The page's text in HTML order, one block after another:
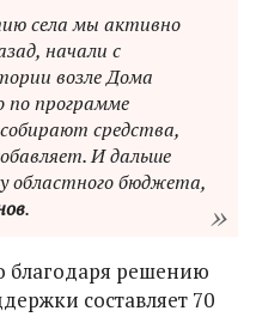
села мы активно
начали с
возле Дома
по программе
средства,
И дальше
областного бюджета,
.
благодаря решению
составляет 70